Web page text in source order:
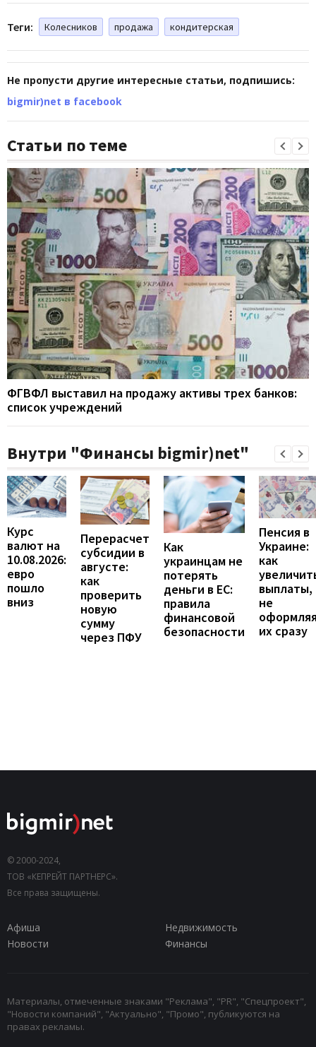
Теги: Колесников продажа кондитерская
Не пропусти другие интересные статьи, подпишись:
bigmir)net в facebook
Статьи по теме
ФГВФЛ выставил на продажу активы трех банков:
список учреждений
Внутри "Финансы bigmir)net"
Курс
валют на
10.08.2026:
евро
пошло
вниз
Перерасчет
субсидии в
августе:
как
проверить
новую
сумму
через ПФУ
Как
украинцам не
потерять
деньги в ЕС:
правила
финансовой
безопасности
Пенсия в
Украине:
как
выплаты,
не
их сразу
© 2000-2024,
ТОВ «КЕПРЕЙТ ПАРТНЕРС».
Все права защищены.
Афиша
Недвижимость
Новости
Финансы
Материалы, отмеченные знаками "Реклама", "PR", "Спецпроект",
"Новости компаний", "Актуально", "Промо", публикуются на
правах рекламы.